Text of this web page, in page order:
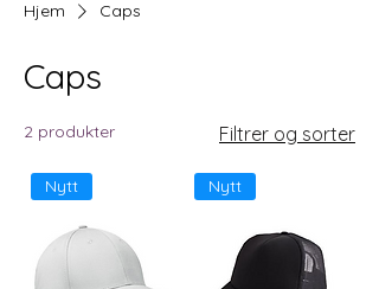
Hjem Caps
Caps
2 produkter Filtrer og sorter
Nytt Nytt